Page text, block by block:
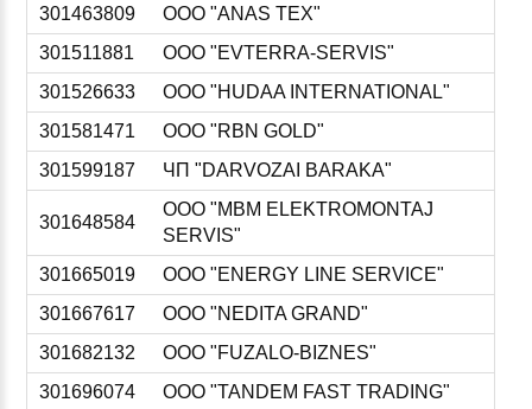
301463809
ООО "ANAS TEX"
301511881
ООО "EVTERRA-SERVIS"
301526633
ООО "HUDAA INTERNATIONAL"
301581471
ООО "RBN GOLD"
301599187
ЧП "DARVOZAI BARAKA"
301648584
ООО "MBM ELEKTROMONTAJ
SERVIS"
301665019
ООО "ENERGY LINE SERVICE"
301667617
ООО "NEDITA GRAND"
301682132
ООО "FUZALO-BIZNES"
301696074
ООО "TANDEM FAST TRADING"